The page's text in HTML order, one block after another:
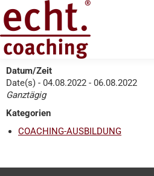
Datum/Zeit
Date(s) - 04.08.2022 - 06.08.2022
Ganztägig
Kategorien
COACHING-AUSBILDUNG